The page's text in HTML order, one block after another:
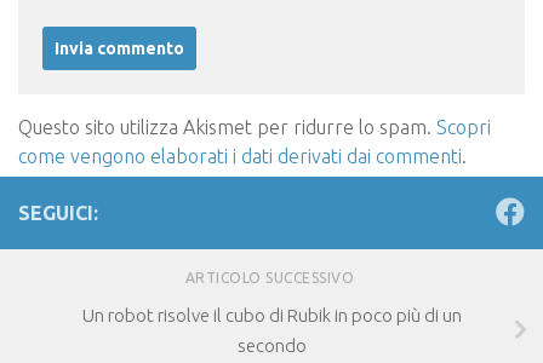
Questo sito utilizza Akismet per ridurre lo spam. Scopri
come vengono elaborati i dati derivati dai commenti.
SEGUICI:
ARTICOLO SUCCESSIVO
Un robot risolve il cubo di Rubik in poco più di un
secondo